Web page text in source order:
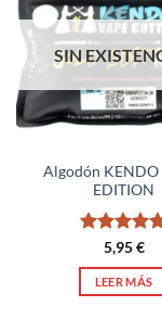
SIN
Algodón KENDO
EDITION
Valorado
con5de
5,95€
LEER MÁS